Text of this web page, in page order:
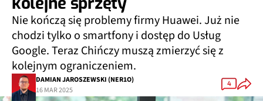
Nie kończą się problemy firmy Huawei. Już nie
chodzi tylko o smartfony i dostęp do Usług
Google. Teraz Chińczy muszą zmierzyć się z
kolejnym ograniczeniem.
DAMIAN JAROSZEWSKI (NER1O)
16 MAR 2025
4